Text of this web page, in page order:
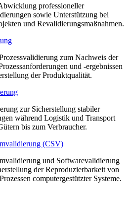
professioneller
sowie Unterstützung bei
und Revalidierungsmaßnahmen.
zum Nachweis der
und -ergebnissen
der Produktqualität.
zur Sicherstellung stabiler
während Logistik und Transport
bis zum Verbraucher.
(CSV)
und Softwarevalidierung
der Reproduzierbarkeit von
computergestützter Systeme.